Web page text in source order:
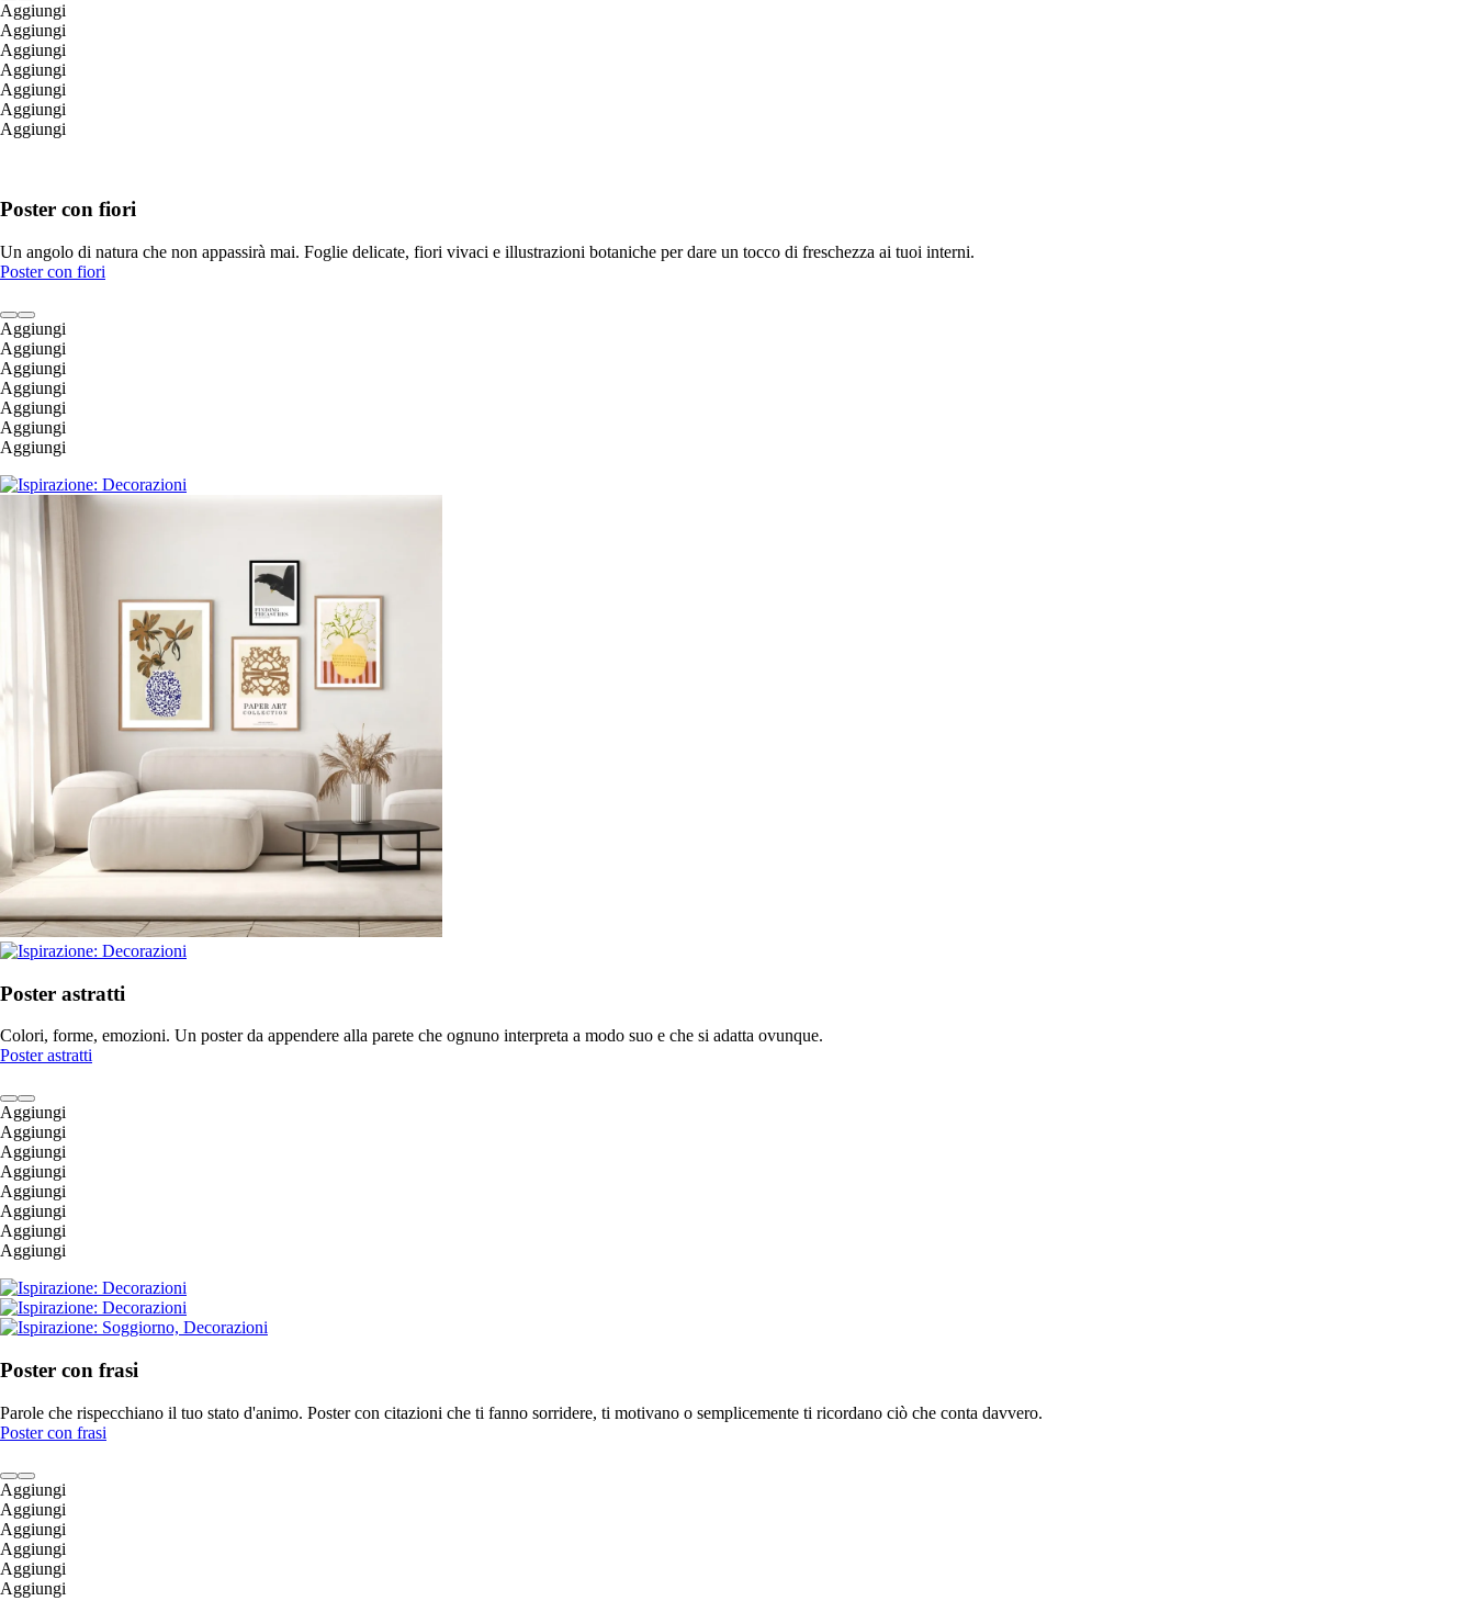
Aggiungi
Aggiungi
Aggiungi
Aggiungi
Aggiungi
Aggiungi
Aggiungi
Poster con fiori
Un angolo di natura che non appassirà mai. Foglie delicate, fiori vivaci e illustrazioni botaniche per dare un tocco di freschezza ai tuoi interni.
Poster con fiori
Aggiungi
Aggiungi
Aggiungi
Aggiungi
Aggiungi
Aggiungi
Aggiungi
Poster astratti
Colori, forme, emozioni. Un poster da appendere alla parete che ognuno interpreta a modo suo e che si adatta ovunque.
Poster astratti
Aggiungi
Aggiungi
Aggiungi
Aggiungi
Aggiungi
Aggiungi
Aggiungi
Aggiungi
Poster con frasi
Parole che rispecchiano il tuo stato d'animo. Poster con citazioni che ti fanno sorridere, ti motivano o semplicemente ti ricordano ciò che conta davvero.
Poster con frasi
Aggiungi
Aggiungi
Aggiungi
Aggiungi
Aggiungi
Aggiungi